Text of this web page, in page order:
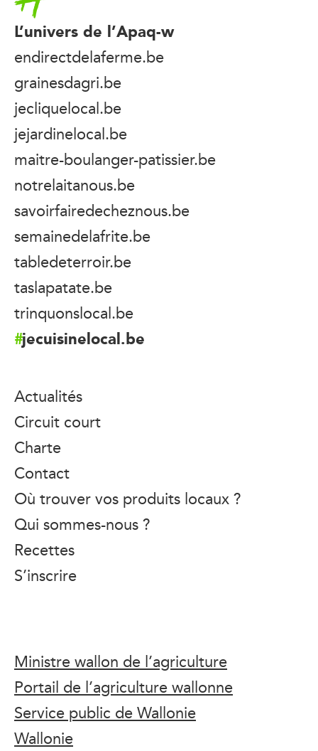
L’univers de l’Apaq-w
endirectdelaferme.be
grainesdagri.be
jecliquelocal.be
jejardinelocal.be
maitre-boulanger-patissier.be
notrelaitanous.be
savoirfairedecheznous.be
semainedelafrite.be
tabledeterroir.be
taslapatate.be
trinquonslocal.be
jecuisinelocal.be
Actualités
Circuit court
Charte
Contact
Où trouver vos produits locaux ?
Qui sommes-nous ?
Recettes
S’inscrire
Ministre wallon de l’agriculture
Portail de l’agriculture wallonne
Service public de Wallonie
Wallonie